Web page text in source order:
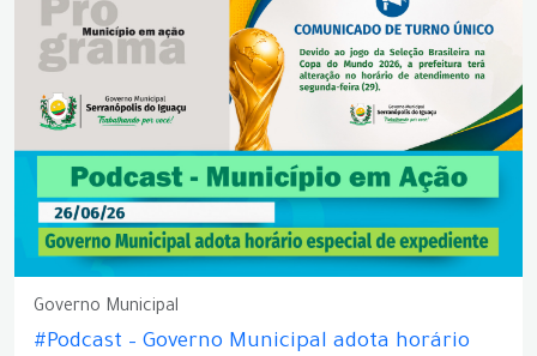
Governo Municipal
#Podcast – Governo Municipal adota horário